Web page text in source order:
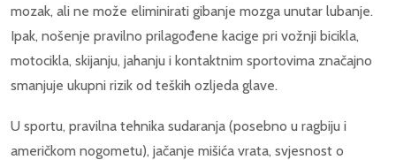
mozak, ali ne može eliminirati gibanje mozga unutar lubanje.
Ipak, nošenje pravilno prilagođene kacige pri vožnji bicikla,
motocikla, skijanju, jahanju i kontaktnim sportovima značajno
smanjuje ukupni rizik od teških ozljeda glave.
U sportu, pravilna tehnika sudaranja (posebno u ragbiju i
američkom nogometu), jačanje mišića vrata, svjesnost o